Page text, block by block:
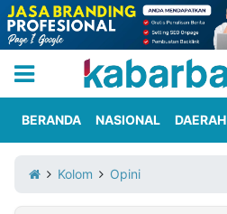
Iklan
Berita
Kami
BERANDA NASIONAL DAERAH
Kolom Opini